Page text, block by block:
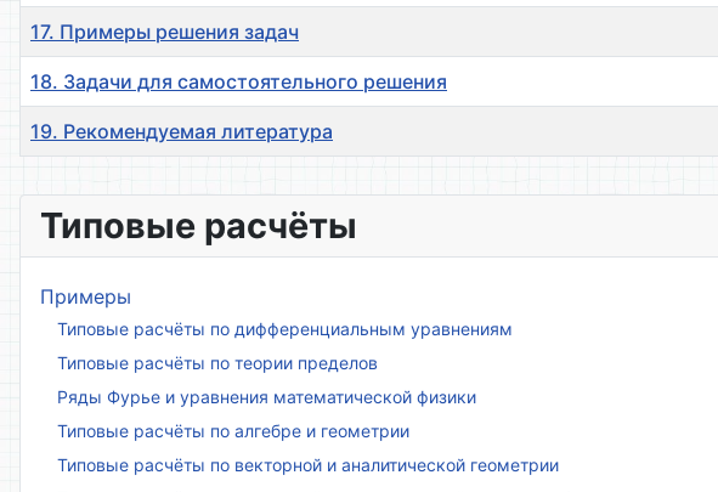
Материалы
17. Примеры решения задач
18. Задачи для самостоятельного решения
19. Рекомендуемая литература
Типовые расчёты
Примеры
Типовые расчёты по дифференциальным уравнениям
Типовые расчёты по теории пределов
Ряды Фурье и уравнения математической физики
Типовые расчёты по алгебре и геометрии
Типовые расчёты по векторной и аналитической геометрии